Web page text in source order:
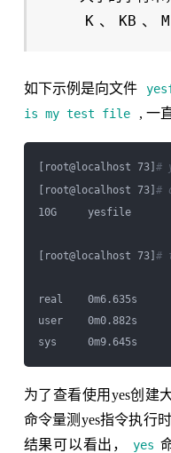
K 、 KB 、 M
如下示例是向文件
is my test file
, 一
[root@localhost 73] #
[root@localhost 73] #
10G     yesfile
[root@localhost 73] #
real    0m6.635s
user    0m0.882s
为了查看使用yes创建
命令量测yes指令执行
结果可以看出，
yes